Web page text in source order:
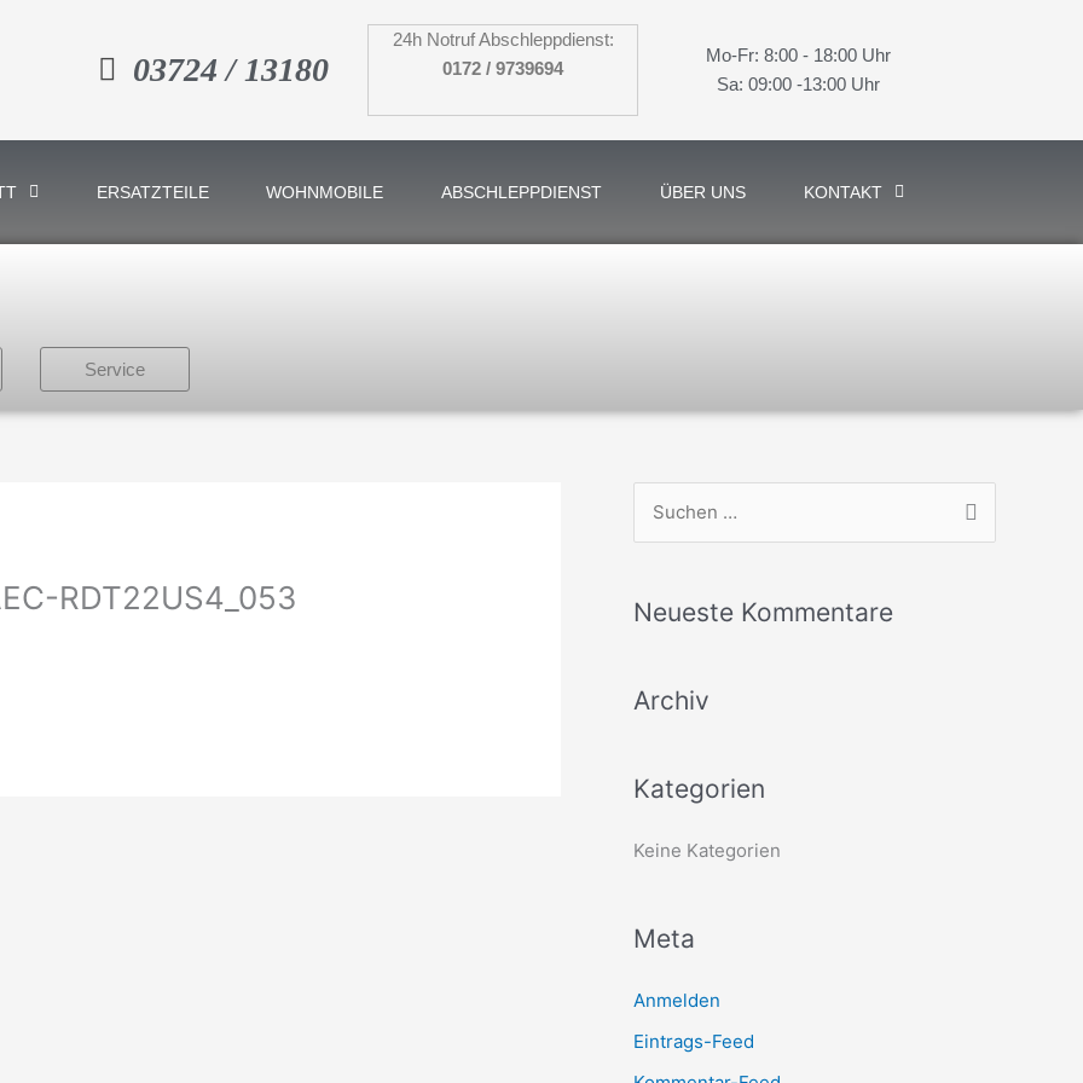
03724 / 13180
24h Notruf Abschleppdienst:
0172 / 9739694
Mo-Fr: 8:00 - 18:00 Uhr
Sa: 09:00 -13:00 Uhr
ERSATZTEILE WOHNMOBILE ABSCHLEPPDIENST ÜBER UNS KONTAKT
Service
RDT22US4_053
h
n
h
Neueste Kommentare
Archiv
Kategorien
Keine Kategorien
Meta
Anmelden
Eintrags-Feed